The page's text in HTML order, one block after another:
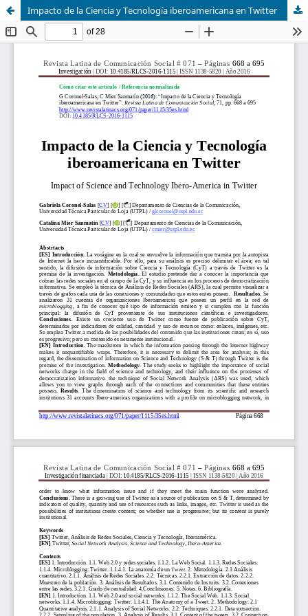
Impacto de la Ciencia y Tecnología iberoamericana en Twitter